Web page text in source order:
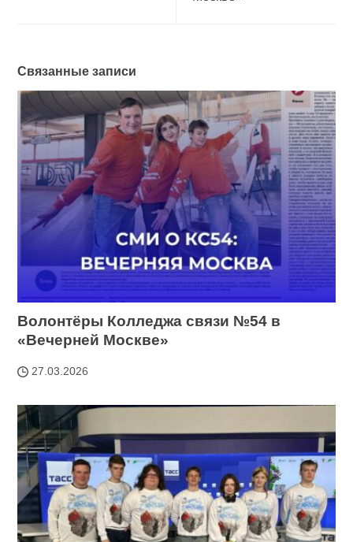
Связанные записи
Волонтёры Колледжа связи №54 в
«Вечерней Москве»
27.03.2026